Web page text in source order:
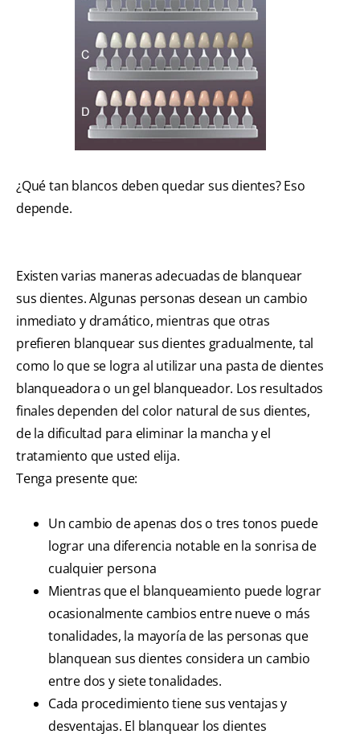
¿Qué tan blancos deben quedar sus dientes? Eso
depende.
Existen varias maneras adecuadas de blanquear
sus dientes. Algunas personas desean un cambio
inmediato y dramático, mientras que otras
prefieren blanquear sus dientes gradualmente, tal
como lo que se logra al utilizar una pasta de dientes
blanqueadora o un gel blanqueador. Los resultados
finales dependen del color natural de sus dientes,
de la dificultad para eliminar la mancha y el
tratamiento que usted elija.
Tenga presente que:
Un cambio de apenas dos o tres tonos puede
lograr una diferencia notable en la sonrisa de
cualquier persona
Mientras que el blanqueamiento puede lograr
ocasionalmente cambios entre nueve o más
tonalidades, la mayoría de las personas que
blanquean sus dientes considera un cambio
entre dos y siete tonalidades.
Cada procedimiento tiene sus ventajas y
desventajas. El blanquear los dientes